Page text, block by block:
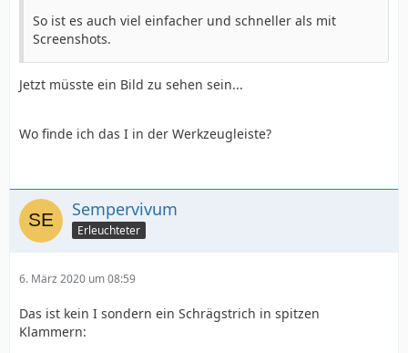
So ist es auch viel einfacher und schneller als mit
Screenshots.
Jetzt müsste ein Bild zu sehen sein...
Wo finde ich das I in der Werkzeugleiste?
Sempervivum
Erleuchteter
6. März 2020 um 08:59
Das ist kein I sondern ein Schrägstrich in spitzen
Klammern: